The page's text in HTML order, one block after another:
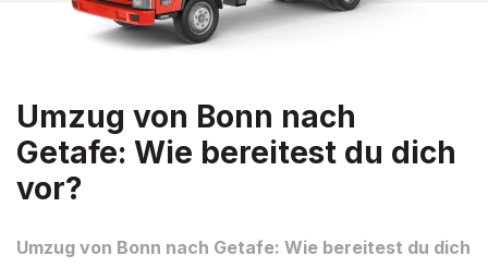
Umzug von Bonn nach
Getafe: Wie bereitest du dich
vor?
Umzug von Bonn nach Getafe: Wie bereitest du dich